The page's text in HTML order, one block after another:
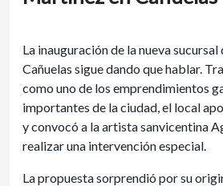
La inauguración de la nueva
Cañuelas sigue dando que hablar.
como uno de los emprendimientos
importantes de la ciudad, el local
y convocó a la artista sanvicentina
realizar una intervención especial.
La propuesta sorprendió por su